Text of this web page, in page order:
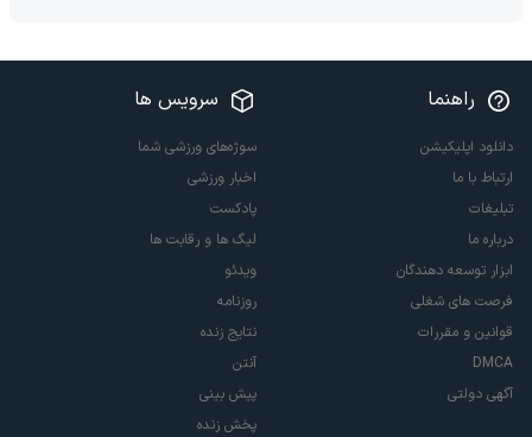
راهنما
دانلود اپلیکیشن
ارتباط با ما
تبلیغات
درباره ما
ابزار توسعه دهندگان
فرصت های شغلی
قوانین و مقررات
DMCA
آگهی دولتی
سرویس ها
سوژه‌های ورزشی شما
اخبار ورزشی
پادکست
لیگ ها و رقابت ها
ویدئو
روزنامه
نتایج زنده
آنتن
پیش بینی
پخش زنده